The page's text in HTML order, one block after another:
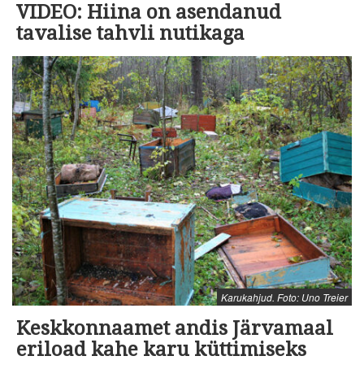
VIDEO: Hiina on asendanud
tavalise tahvli nutikaga
Karukahjud. Foto: Uno Treier
Keskkonnaamet andis Järvamaal
eriload kahe karu küttimiseks